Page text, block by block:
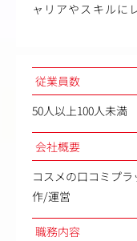
ャリアやスキルに
従業員数
50人以上100人未満
会社概要
コスメの口コミプ
作/運営
職務内容